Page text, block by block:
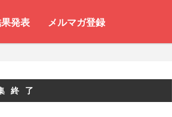
発表 メルマガ登録
終了